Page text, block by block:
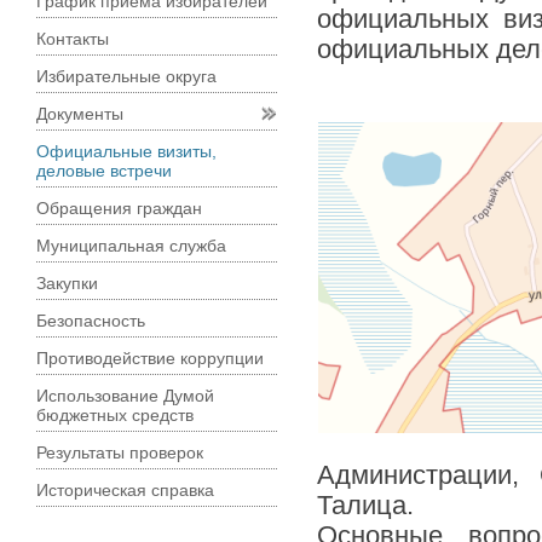
официальных
официальных
Талица.
Контакты
Избирательные округа
Документы
Официальные визиты,
деловые встречи
Обращения граждан
Муниципальная служба
Закупки
Безопасность
Противодействие коррупции
Использование Думой
бюджетных средств
Результаты проверок
Историческая справка